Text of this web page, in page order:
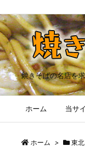
焼きそばの名店を
ホーム 当サ
ホーム > 東北